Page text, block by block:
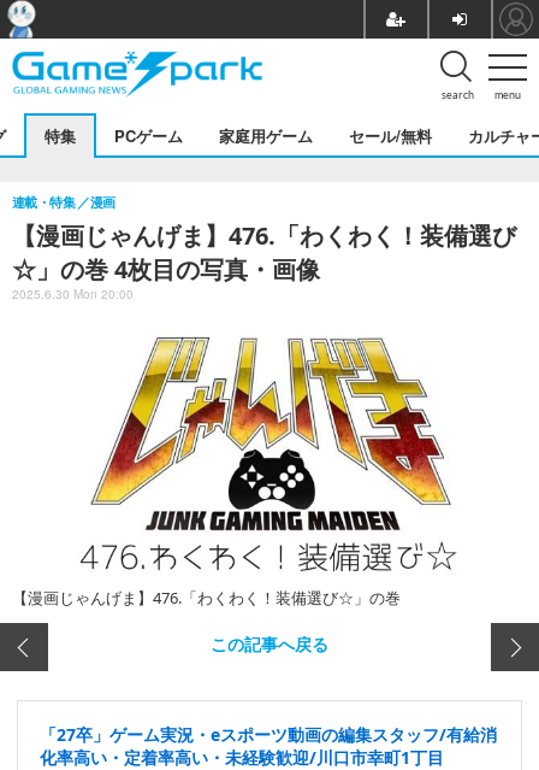
menu
search
特集 PCゲーム 家庭用ゲーム セール/無料 カルチャ
【漫画じゃんげま】476.「わくわく！装備選び
☆」の巻 4枚目の写真・画像
連載・特集 漫画
2025.6.30 Mon 20:00
【漫画じゃんげま】476.「わくわく！装備選び☆」の巻
この記事へ戻る
「27卒」ゲーム実況・eスポーツ動画の編集スタッフ/有給消
化率高い・定着率高い・未経験歓迎/川口市幸町1丁目